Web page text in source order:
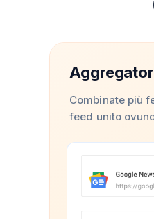
Combinate più
feed unito